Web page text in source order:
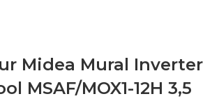
Midea Mural Inverter
MSAF/MOX1-12H 3,5